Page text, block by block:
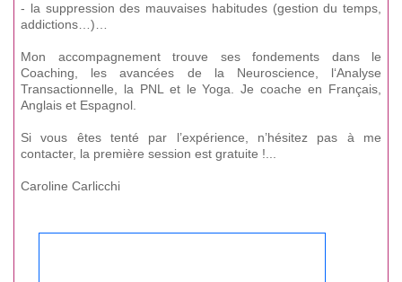
- la suppression des mauvaises habitudes (gestion du temps,
addictions…)…
Mon accompagnement trouve ses fondements dans le
Coaching, les avancées de la Neuroscience, l‘Analyse
Transactionnelle, la PNL et le Yoga. Je coache en Français,
Anglais et Espagnol.
Si vous êtes tenté par l’expérience, n’hésitez pas à me
contacter, la première session est gratuite !...
Caroline Carlicchi